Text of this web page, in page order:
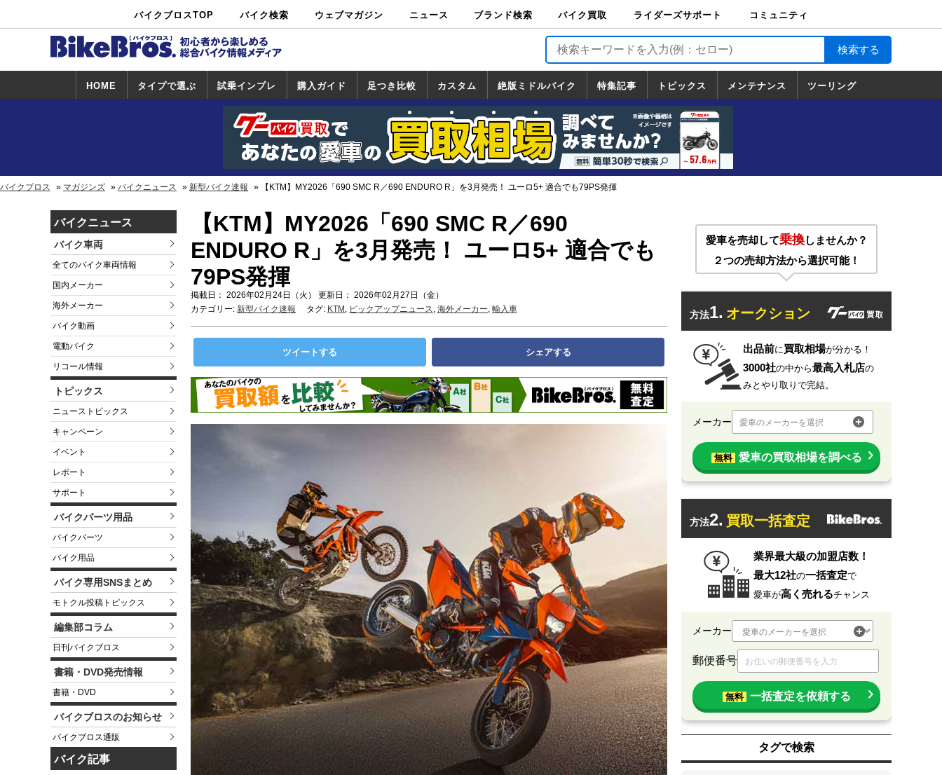
バイクブロスTOP バイク検索
中古バイ
ク・新車検
カタログ検
索
ショップ検
索
ウェブマガジン ニュース ブランド検索 バイク買取
バイク買取
ライダーズサポート
ライダーズサポート
TOP
バイク輸送
バイクガレージライ
フ
バイク車両保険
ロードサービス
バイク試乗
コミュニティ
HOME タイプで選ぶ 試乗インプレ
試乗インプレ
一覧
ホンダ
ヤマハ
スズキ
カワサキ
ハーレー
BMW
トライアンフ
ドゥカティ
購入ガイド
一覧
足つき比較 カスタム
カスタム
一覧
ホンダ
ヤマハ
スズキ
カワサキ
絶版ミドルバイク
絶版ミドルバイク
一覧
ホンダ
ヤマハ
スズキ
カワサキ
特集記事 トピックス
トピックス
一覧
ホンダ
ヤマハ
スズキ
カワサキ
ハーレーダ
ビッドソン
BMW
ドゥカティ
トライアン
フ
メンテナンス ツーリング
道の駅調査隊
ツーリング情報局
日本の道50選
国道めぐり
林道ツーリング
バイクブロス マガジンズ バイクニュース 新型バイク速報 【KTM】MY2026「690 SMC R／690 ENDURO R」を3月発売！ ユーロ5+ 適合でも79PS発揮
バイクニュース
バイク車両
全てのバイク車両情報
国内メーカー
海外メーカー
バイク動画
電動バイク
リコール情報
トピックス
ニューストピックス
キャンペーン
イベント
レポート
サポート
バイクパーツ用品
バイクパーツ
バイク用品
バイク専用SNSまとめ
モトクル投稿トピックス
編集部コラム
日刊バイクブロス
書籍・DVD発売情報
書籍・DVD
バイクブロスのお知らせ
バイクブロス通販
バイク記事
【KTM】MY2026「690 SMC R／690
ENDURO R」を3月発売！ ユーロ5+ 適合でも
79PS発揮
掲載日： 2026年02月24日（火） 更新日： 2026年02月27日（金）
カテゴリー: 新型バイク速報 タグ: KTM , ピックアップニュース, 海外メーカー, 輸入車
ツイートする シェアする
愛車を売却して乗換しませんか？
２つの売却方法から選択可能！
方法1. オークション
出品前に買取相場が分かる！
3000社の中から最高入札店の
みとやり取りで完結。
メーカー 愛車のメーカーを選択
無料 愛車の買取相場を調べる
方法2. 買取一括査定
業界最大級の加盟店数！
最大12社の一括査定で
愛車が高く売れるチャンス
メーカー
郵便番号
無料 一括査定を依頼する
タグで検索